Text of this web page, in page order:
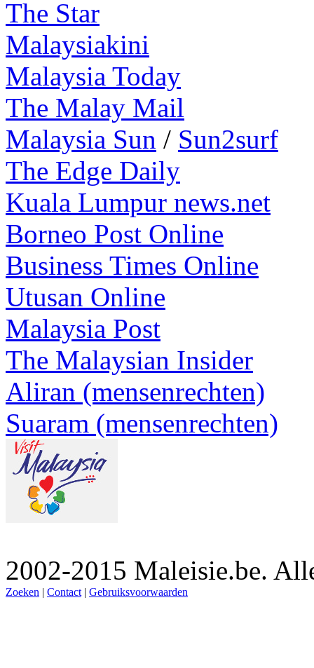
The Star
Malaysiakini
Malaysia Today
The Malay Mail
Malaysia Sun / Sun2surf
The Edge Daily
Kuala Lumpur news.net
Borneo Post Online
Business Times Online
Utusan Online
Malaysia Post
The Malaysian Insider
Aliran (mensenrechten)
Suaram (mensenrechten)
2002-2015 Maleisie.be.
Zoeken | Contact | Gebruiksvoorwaarden